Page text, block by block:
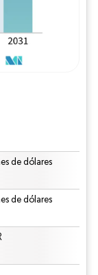
de dólares
de dólares